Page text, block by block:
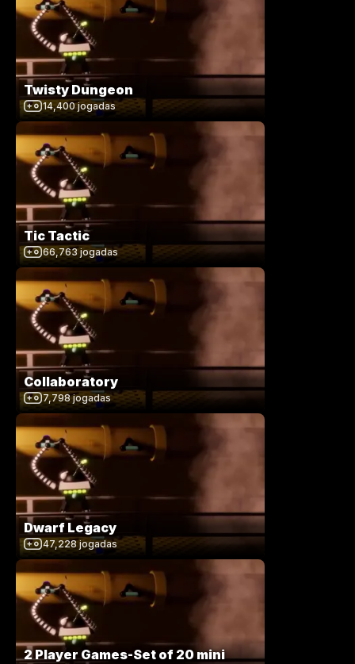
Twisty Dungeon
14,400 jogadas
Tic Tactic
66,763 jogadas
Collaboratory
7,798 jogadas
Dwarf Legacy
47,228 jogadas
2 Player Games-Set of 20 mini